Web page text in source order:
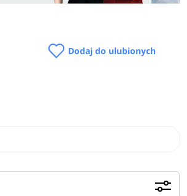
Dodaj do ulubionych